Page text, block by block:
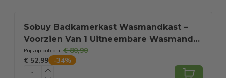
Sobuy Badkamerkast Wasmandkast –
Voorzien Van 1 Uitneembare Wasmand
En 1 Deur En 1 Schuiflade – Voor
Badkamer En Wasruimte – Wit Gelakt
Mdf – 40 x 38 x 90 cm
Prijs op bol.com € 80,90
€ 52,99
-34%